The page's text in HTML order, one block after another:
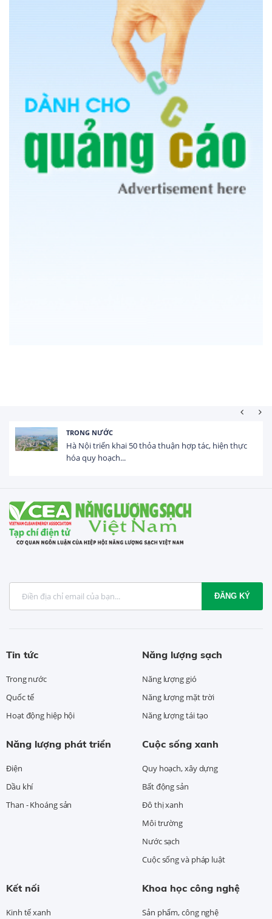
HOẠT ĐỘNG ĐẦU TƯ
Tổng vốn FDI đăng ký vào Việt Nam đạt gần 25 tỷ
USD trong 5 tháng...
ĐĂNG KÝ
Tin tức
Trong nước
Quốc tế
Hoạt động hiệp hội
Năng lượng sạch
Năng lượng gió
Năng lượng mặt trời
Năng lượng tái tạo
Năng lượng phát triển
Điện
Dầu khí
Than - Khoáng sản
Cuộc sống xanh
Quy hoạch, xây dựng
Bất động sản
Đô thị xanh
Môi trường
Nước sạch
Cuộc sống và pháp luật
Kết nối
Kinh tế xanh
Khoa học công nghệ
Sản phẩm, công nghệ